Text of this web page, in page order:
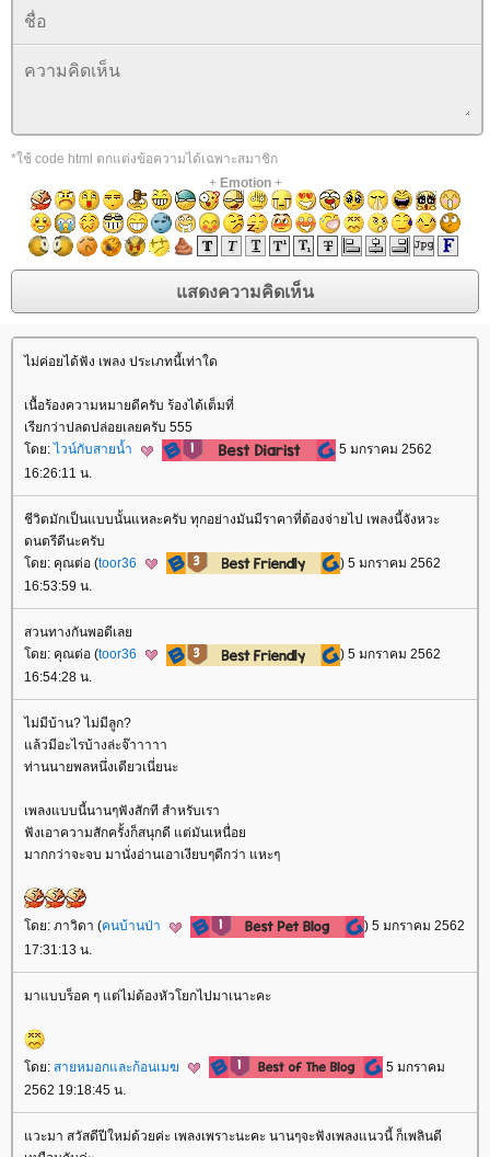
*ใช้ code html ตกแต่งข้อความได้เฉพาะสมาชิก
+ Emotion+
ไม่ค่อยได้ฟัง เพลง ประเภทนี้เท่าใด
เนื้อร้องความหมายดีครับ ร้องได้เต็มที่
เรียกว่าปลดปล่อยเลยครับ 555
ดย: ไวน์กับสายน้ำ
5 มกราคม 2562
16:26:11 น.
ชีวิตมักเป็นแบบนั้นแหละครับ ทุกอย่างมันมีราคาที่ต้องจ่ายไป เพลงนี้จังหวะ
ดนตรีดีนะครับ
ดย: คุณต่อ (toor36
) 5 มกราคม 2562
16:53:59 น.
สวนทางกันพอดีเล
ดย: คุณต่อ (toor36
) 5 มกราคม 2562
16:54:28 น.
ไม่มีบ้าน? ไม่มีลูก?
ล้วมีอะไรบ้างล่ะจ๊าาาาา
ท่านนายพลหนึ่งเดียวเนี่ยนะ
เพลงแบบนี้นานๆฟังสักที สำหรับเรา
ฟังเอาความสักครั้งก็สนุกดี แต่มันเหนื่อ
มากกว่าจะจบ มานั่งอ่านเอาเงียบๆดีกว่า แหะๆ
ดย: ภาวิดา (คนบ้านป่า
) 5 มกราคม 2562
17:31:13 น.
มาแบบร็อค ๆ แต่ไม่ต้องหัวโยกไปมาเนาะคะ
ดย: สายหมอกและก้อนเมฆ
5 มกราคม
2562 19:18:45 น.
วะมา สวัสดีปีใหม่ด้วยค่ะ เพลงเพราะนะคะ นานๆจะฟังเพลงแนวนี้ ก็เพลินดี